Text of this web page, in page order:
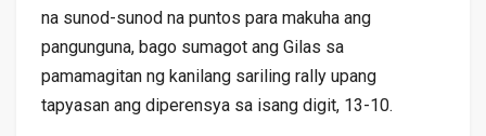
na sunod-sunod na puntos para makuha ang
pangunguna, bago sumagot ang Gilas sa
pamamagitan ng kanilang sariling rally upang
tapyasan ang diperensya sa isang digit, 13-10.